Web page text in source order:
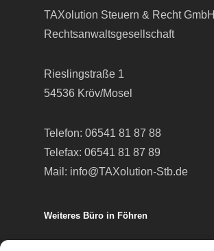
TAXolution Steuern & Recht GmbH
Rechtsanwaltsgesellschaft
Rieslingstraße 1
54536 Kröv/Mosel
Telefon: 06541 81 87 88
Telefax: 06541 81 87 89
Mail: info@TAXolution-Stb.de
Weiteres Büro in Föhren